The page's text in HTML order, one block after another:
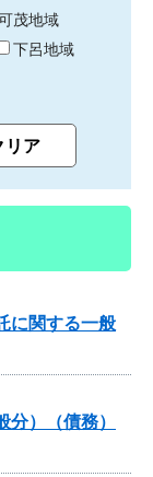
茂地域
下呂地域
に関する一般
）（債務）